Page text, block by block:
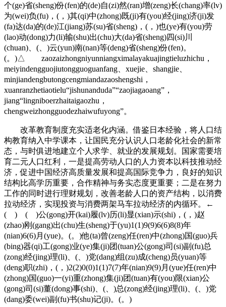
个(ge)省(sheng)份(fen)的(de)自(zi)然(ran)增(zeng)长(chang)率(lv)
为(wei)负(fu)，(，)其(qi)中(zhong)既(ji)有(you)经(jing)济(ji)发
(fa)达(da)的(de)江(jiang)苏(su)省(sheng)，(，)也(ye)有(you)劳
(lao)动(dong)力(li)输(shu)出(chu)大(da)省(sheng)四(si)川
(chuan)、(、)云(yun)南(nan)等(deng)省(sheng)份(fen)。
(。)△ zaozaizhongniyunniangximalayakuajingtieluzhichu，
meiyindengguojiutongguoguanfang、xuejie、shangjie、
minjiandengbutongcengmiandazaoshengshi，
xuanranzhetiaotielu“jishunanduda”“zaojiagaoang”，
jiang“lingniboerzhaitaigaozhu，
chengweizhongguodezhaiwufuyong”。
改革教育制度充实适老化内涵。借鉴日本经验，将人口结
构教育纳入中学课本，让国民充分认识人口老龄化社会的新常
态，与时俱进地建立个人求学、就业的发展规划。国家需要培
育二元人口红利，一是提高劳动人口的人力资本以科技推动经
济，促进中国经济高质量发展和提高国际竞争力，良好的知识
结构比高学历重要，合作精神与务实态度更重要；二是在努力
工作的同时进行理财规划，改善老龄人口的资产结构，以消费
拉动经济，实现投资与消费两架马车拉动经济的内循环。←
( ) ( )公(gong)开(kai)履(lv)历(li)显(xian)示(shi)，(，)赵
(zhao)刚(gang)出(chu)生(sheng)于(yu)1(1)9(9)6(6)8(8)年
(nian)6(6)月(yue)。(。)他(ta)曾(zeng)任(ren)中(zhong)国(guo)兵
(bing)器(qi)工(gong)业(ye)集(ji)团(tuan)公(gong)司(si)副(fu)总
(zong)经(jing)理(li)、(、)党(dang)组(zu)成(cheng)员(yuan)等
(deng)职(zhi)，(，)2(2)0(0)1(1)7(7)年(nian)9(9)月(yue)任(ren)中
(zhong)国(guo)一(yi)重(zhong)集(ji)团(tuan)有(you)限(xian)公
(gong)司(si)董(dong)事(shi)、(、)总(zong)经(jing)理(li)、(、)党
(dang)委(wei)副(fu)书(shu)记(ji)。(。)